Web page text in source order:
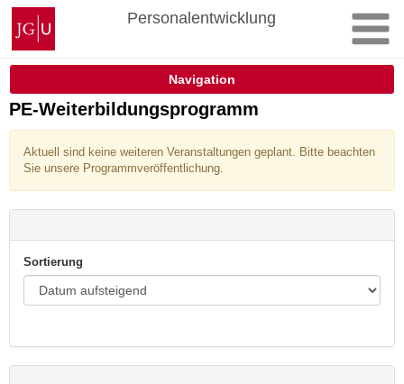
Zum
Inhalt
springen
Johannes
Gutenberg-
Universität
Personalentwicklung
Navigation
PE-Weiterbildungsprogramm
Aktuell sind keine weiteren Veranstaltungen geplant. Bitte beachten
Sie unsere Programmveröffentlichung.
Sortierung